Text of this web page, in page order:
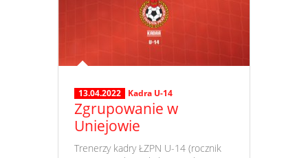
13.04.2022 Kadra U-14
Zgrupowanie w
Uniejowie
​ Trenerzy kadry ŁZPN U-14 (rocznik